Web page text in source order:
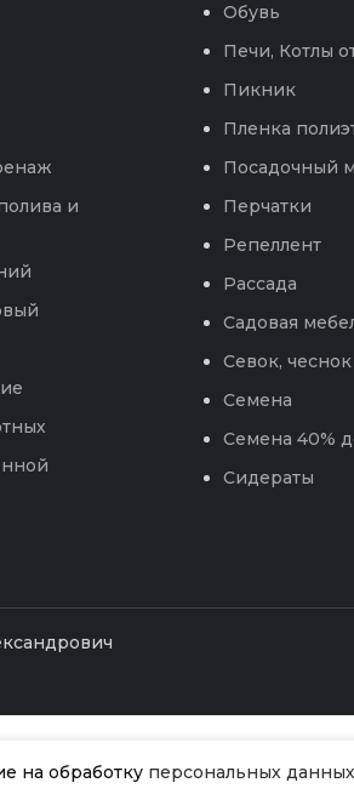
и
Обувь
Печи, Котлы
Пикник
Пленка
Посадочный
Перчатки
Репеллент
Рассада
Садовая
Севок, чеснок
Семена
Семена 40%
Сидераты
на обработку персональных данных